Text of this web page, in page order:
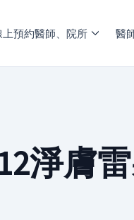
上預約醫師、院所 醫
淨膚